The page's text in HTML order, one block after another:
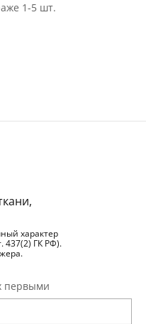
1-5 шт.
характер
437(2) ГК РФ).
первыми